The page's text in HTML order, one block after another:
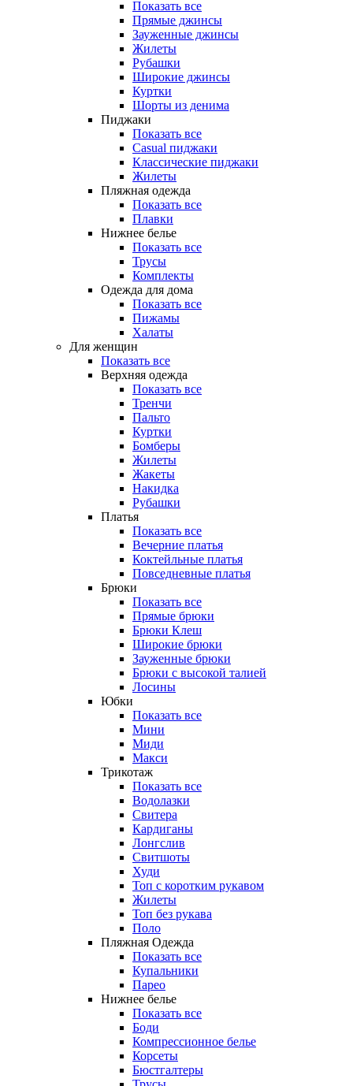
Показать все
Прямые джинсы
Зауженные джинсы
Жилеты
Рубашки
Широкие джинсы
Куртки
Шорты из денима
Пиджаки
Показать все
Casual пиджаки
Классические пиджаки
Жилеты
Пляжная одежда
Показать все
Плавки
Нижнее белье
Показать все
Трусы
Комплекты
Одежда для дома
Показать все
Пижамы
Халаты
Для женщин
Показать все
Верхняя одежда
Показать все
Тренчи
Пальто
Куртки
Бомберы
Жилеты
Жакеты
Накидка
Рубашки
Платья
Показать все
Вечерние платья
Коктейльные платья
Повседневные платья
Брюки
Показать все
Прямые брюки
Брюки Клеш
Широкие брюки
Зауженные брюки
Брюки с высокой талией
Лосины
Юбки
Показать все
Мини
Миди
Макси
Трикотаж
Показать все
Водолазки
Свитера
Кардиганы
Лонгслив
Свитшоты
Худи
Топ с коротким рукавом
Жилеты
Топ без рукава
Поло
Пляжная Одежда
Показать все
Купальники
Парео
Нижнее белье
Показать все
Боди
Компрессионное белье
Корсеты
Бюстгалтеры